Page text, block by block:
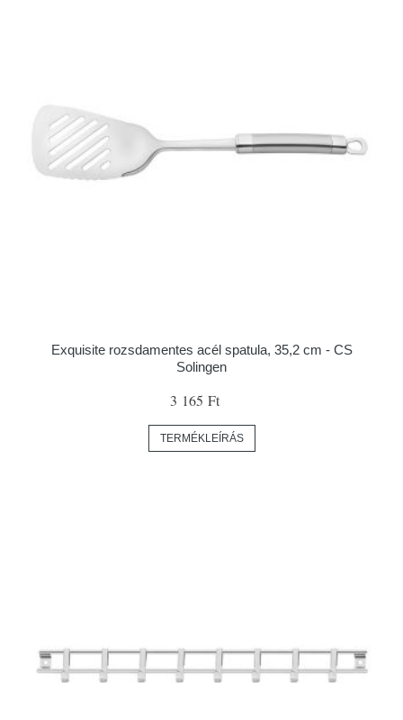
Exquisite rozsdamentes acél spatula, 35,2 cm - CS
Solingen
3 165 Ft
TERMÉKLEÍRÁS